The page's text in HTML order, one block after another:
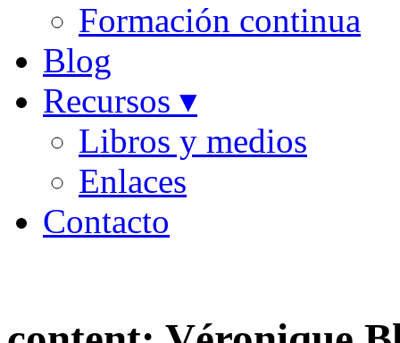
Formación continua
Blog
Recursos ▾
Libros y medios
Enlaces
Contacto